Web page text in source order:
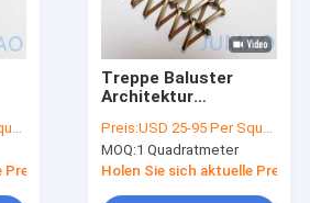
Treppe Baluster
Architektur
Stahlgitter
Bildschirm
Preis:USD 25-95 Per Square Meter
MOQ:1 Quadratmeter
Holen Sie sich aktuelle Preis